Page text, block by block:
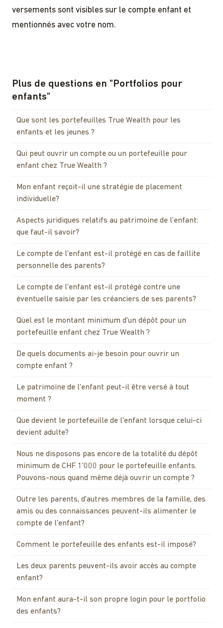
versements sont visibles sur le compte enfant et
mentionnés avec votre nom.
Plus de questions en " Portfolios pour
enfants"
Que sont les portefeuilles True Wealth pour les
enfants et les jeunes ?
Qui peut ouvrir un compte ou un portefeuille pour
enfant chez True Wealth ?
Mon enfant reçoit-il une stratégie de placement
individuelle?
Aspects juridiques relatifs au patrimoine de l’enfant:
que faut-il savoir?
Le compte de l'enfant est-il protégé en cas de faillite
personnelle des parents?
Le compte de l'enfant est-il protégé contre une
éventuelle saisie par les créanciers de ses parents?
Quel est le montant minimum d'un dépôt pour un
portefeuille enfant chez True Wealth ?
De quels documents ai-je besoin pour ouvrir un
compte enfant ?
Le patrimoine de l'enfant peut-il être versé à tout
moment ?
Que devient le portefeuille de l'enfant lorsque celui-ci
devient adulte?
Nous ne disposons pas encore de la totalité du dépôt
minimum de CHF 1'000 pour le portefeuille enfants.
Pouvons-nous quand même déjà ouvrir un compte ?
Outre les parents, d'autres membres de la famille, des
amis ou des connaissances peuvent-ils alimenter le
compte de l'enfant?
Comment le portefeuille des enfants est-il imposé?
Les deux parents peuvent-ils avoir accès au compte
enfant?
Mon enfant aura-t-il son propre login pour le portfolio
des enfants?